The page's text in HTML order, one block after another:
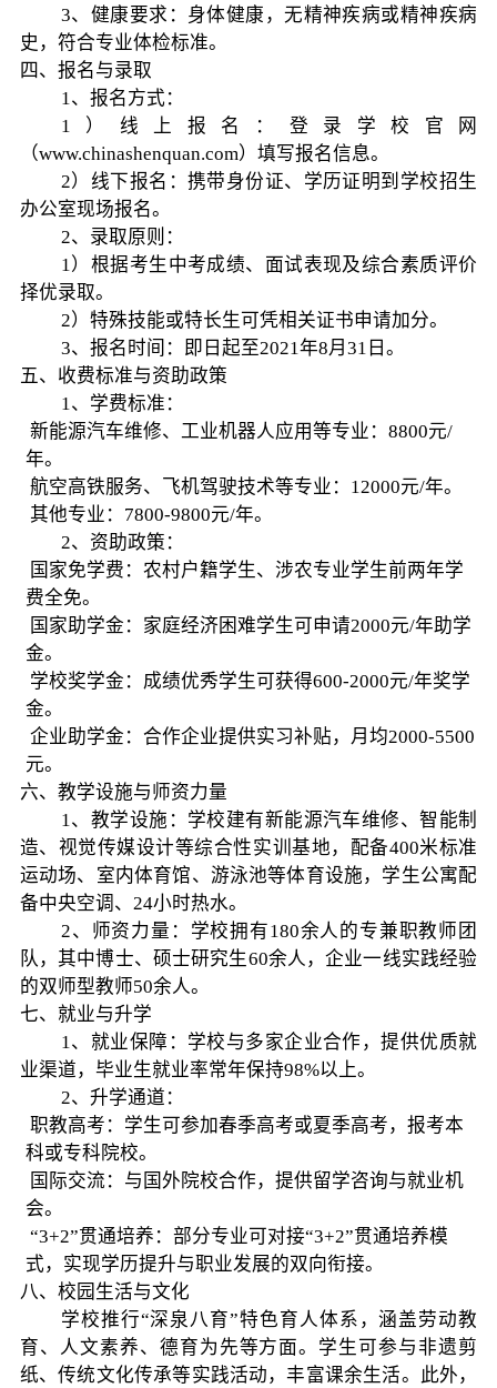
3、健康要求：身体健康，无精神疾病或精神疾病
史，符合专业体检标准。
四、报名与录取
1、报名方式：
1）线上报名：登录学校官网
（www.chinashenquan.com）填写报名信息。
2）线下报名：携带身份证、学历证明到学校招生
办公室现场报名。
2、录取原则：
1）根据考生中考成绩、面试表现及综合素质评价
择优录取。
2）特殊技能或特长生可凭相关证书申请加分。
3、报名时间：即日起至2021年8月31日。
五、收费标准与资助政策
1、学费标准：
新能源汽车维修、工业机器人应用等专业：8800元/
年。
航空高铁服务、飞机驾驶技术等专业：12000元/年。
其他专业：7800-9800元/年。
2、资助政策：
国家免学费：农村户籍学生、涉农专业学生前两年学
费全免。
国家助学金：家庭经济困难学生可申请2000元/年助学
金。
学校奖学金：成绩优秀学生可获得600-2000元/年奖学
金。
企业助学金：合作企业提供实习补贴，月均2000-5500
元。
六、教学设施与师资力量
1、教学设施：学校建有新能源汽车维修、智能制
造、视觉传媒设计等综合性实训基地，配备400米标准
运动场、室内体育馆、游泳池等体育设施，学生公寓配
备中央空调、24小时热水。
2、师资力量：学校拥有180余人的专兼职教师团
队，其中博士、硕士研究生60余人，企业一线实践经验
的双师型教师50余人。
七、就业与升学
1、就业保障：学校与多家企业合作，提供优质就
业渠道，毕业生就业率常年保持98%以上。
2、升学通道：
职教高考：学生可参加春季高考或夏季高考，报考本
科或专科院校。
国际交流：与国外院校合作，提供留学咨询与就业机
会。
“3+2”贯通培养：部分专业可对接“3+2”贯通培养模
式，实现学历提升与职业发展的双向衔接。
八、校园生活与文化
学校推行“深泉八育”特色育人体系，涵盖劳动教
育、人文素养、德育为先等方面。学生可参与非遗剪
纸、传统文化传承等实践活动，丰富课余生活。此外，